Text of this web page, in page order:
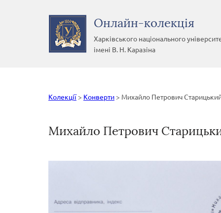
Онлайн-колекція
Харківського національного
імені В. Н. Каразіна
Колекції > Конверти > Михайло Петрович
Михайло Петрович